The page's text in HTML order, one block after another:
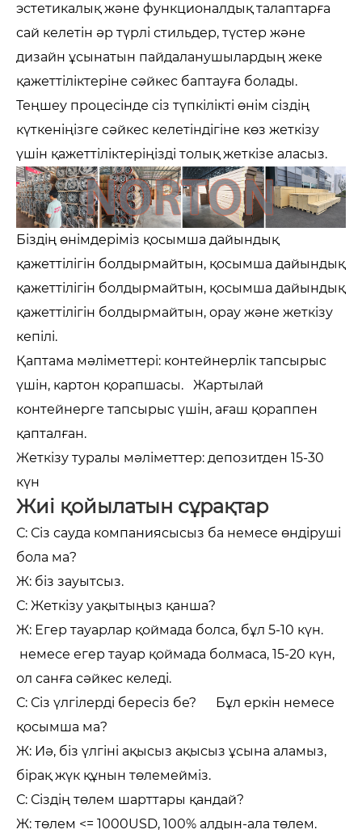
эстетикалық және функционалдық талаптарға
сай келетін әр түрлі стильдер, түстер және
дизайн ұсынатын пайдаланушылардың жеке
қажеттіліктеріне сәйкес баптауға болады.
Теңшеу процесінде сіз түпкілікті өнім сіздің
күткеніңізге сәйкес келетіндігіне көз жеткізу
үшін қажеттіліктеріңізді толық жеткізе аласыз.
Біздің өнімдеріміз қосымша дайындық
қажеттілігін болдырмайтын, қосымша дайындық
қажеттілігін болдырмайтын, қосымша дайындық
қажеттілігін болдырмайтын, орау және жеткізу
кепілі.
Қаптама мәліметтері: контейнерлік тапсырыс
үшін, картон қорапшасы. Жартылай
контейнерге тапсырыс үшін, ағаш қораппен
қапталған.
Жеткізу туралы мәліметтер: депозитден 15-30
күн
Жиі қойылатын сұрақтар
С: Сіз сауда компаниясысыз ба немесе өндіруші
бола ма?
Ж: біз зауытсыз.
С: Жеткізу уақытыңыз қанша?
Ж: Егер тауарлар қоймада болса, бұл 5-10 күн.
немесе егер тауар қоймада болмаса, 15-20 күн,
ол санға сәйкес келеді.
С: Сіз үлгілерді бересіз бе? Бұл еркін немесе
қосымша ма?
Ж: Иә, біз үлгіні ақысыз ақысыз ұсына аламыз,
бірақ жүк құнын төлемейміз.
С: Сіздің төлем шарттары қандай?
Ж: төлем <= 1000USD, 100% алдын-ала төлем.